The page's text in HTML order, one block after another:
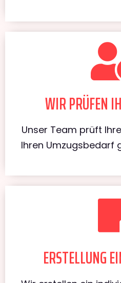
WIR PRÜFEN
Unser Team prüft
Ihren Umzugsbedarf
ERSTELLUNG